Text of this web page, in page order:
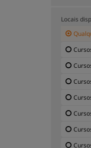
Locais